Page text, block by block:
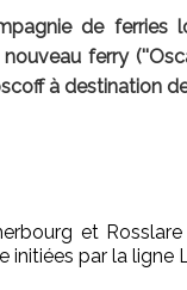
de
nouveau ferry
à destination
et
initiées par la ligne